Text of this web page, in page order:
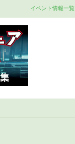
イベント情報一覧